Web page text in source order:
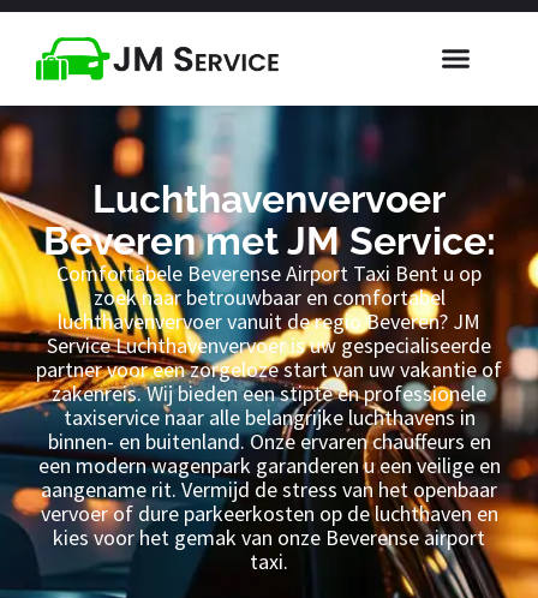
Luchthavenvervoer
Beveren met JM Service:
Comfortabele Beverense Airport Taxi Bent u op
zoek naar betrouwbaar en comfortabel
luchthavenvervoer vanuit de regio Beveren? JM
Service Luchthavenvervoer is uw gespecialiseerde
partner voor een zorgeloze start van uw vakantie of
zakenreis. Wij bieden een stipte en professionele
taxiservice naar alle belangrijke luchthavens in
binnen- en buitenland. Onze ervaren chauffeurs en
een modern wagenpark garanderen u een veilige en
aangename rit. Vermijd de stress van het openbaar
vervoer of dure parkeerkosten op de luchthaven en
kies voor het gemak van onze Beverense airport
taxi.